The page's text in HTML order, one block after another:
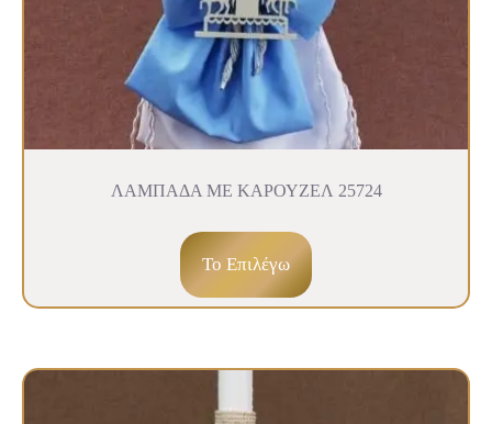
ΛΑΜΠΑΔΑ ΜΕ ΚΑΡΟΥΖΕΛ 25724
To Επιλέγω